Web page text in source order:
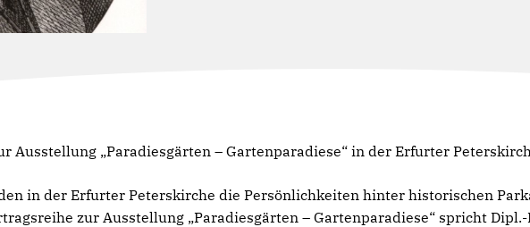
Ausstellung „Paradiesgärten – Gartenparadiese“ in der Erfurter
in der Erfurter Peterskirche die Persönlichkeiten hinter historischen
zur Ausstellung „Paradiesgärten – Gartenparadiese“ spricht